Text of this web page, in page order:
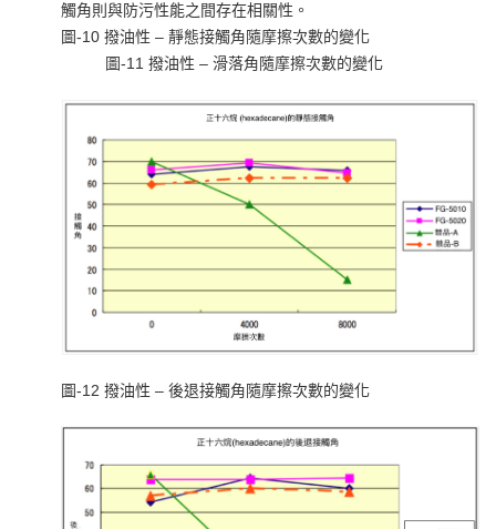
觸角則與防污性能之間存在相關性。
圖-10 撥油性 – 靜態接觸角隨摩擦次數的變化
圖-11 撥油性 – 滑落角隨摩擦次數的變化
圖-12 撥油性 – 後退接觸角隨摩擦次數的變化